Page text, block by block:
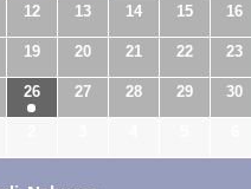
12 13 14 15 16
19 20 21 22 23
26 27 28 29 30